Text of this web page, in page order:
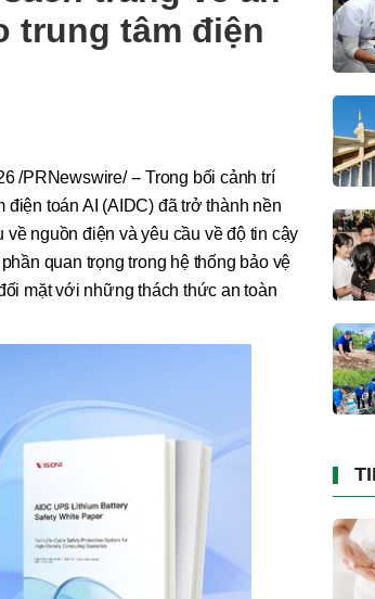
trung tâm điện
/PRNewswire/ -- Trong bối cảnh trí
điện toán AI (AIDC) đã trở thành nền
nguồn điện và yêu cầu về độ tin cậy
quan trọng trong hệ thống bảo vệ
mặt với những thách thức an toàn